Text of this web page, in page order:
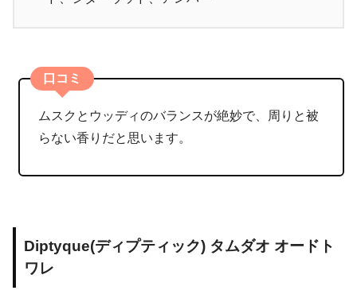
口コミ
ムスクとウッディのバランスが絶妙で、周りと被
らない香りだと思います。
Diptyque(ディプティック) タムダオ オードト
ワレ